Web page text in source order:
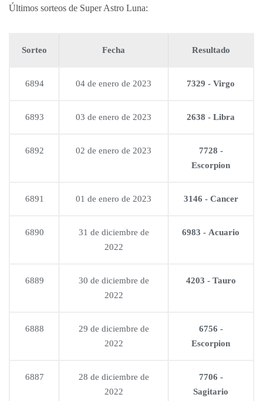
Últimos sorteos de Super Astro Luna:
Sorteo Fecha Resultado
6894 04 de enero de 2023 7329 - Virgo
6893 03 de enero de 2023 2638 - Libra
6892 02 de enero de 2023
7728 -
Escorpion
6891 01 de enero de 2023 3146 - Cancer
6890
31 de diciembre de
2022
6983 - Acuario
6889
30 de diciembre de
2022
4203 - Tauro
6888
29 de diciembre de
2022
6756 -
Escorpion
6887
28 de diciembre de
2022
7706 -
Sagitario